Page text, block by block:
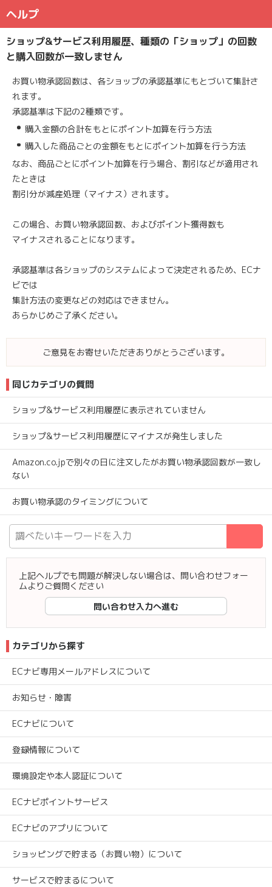
ヘルプ
ショップ&サービス利用履歴、種類の「ショップ」の回数
と購入回数が一致しません
お買い物承認回数は、各ショップの承認基準にもとづいて集計さ
れます。
承認基準は下記の2種類です。
購入金額の合計をもとにポイント加算を行う方法
購入した商品ごとの金額をもとにポイント加算を行う方法
なお、商品ごとにポイント加算を行う場合、割引などが適用され
たときは
割引分が減産処理（マイナス）されます。
この場合、お買い物承認回数、およびポイント獲得数も
マイナスされることになります。
承認基準は各ショップのシステムによって決定されるため、ECナ
ビでは
集計方法の変更などの対応はできません。
あらかじめご了承ください。
ご意見をお寄せいただきありがとうございます。
同じカテゴリの質問
ショップ&サービス利用履歴に表示されていません
ショップ&サービス利用履歴にマイナスが発生しました
Amazon.co.jpで別々の日に注文したがお買い物承認回数が一致し
ない
お買い物承認のタイミングについて
上記ヘルプでも問題が解決しない場合は、問い合わせフォー
ムよりご質問ください
問い合わせ入力へ進む
カテゴリから探す
ECナビ専用メールアドレスについて
お知らせ・障害
ECナビについて
登録情報について
環境設定や本人認証について
ECナビポイントサービス
ECナビのアプリについて
ショッピングで貯まる（お買い物）について
サービスで貯まるについて